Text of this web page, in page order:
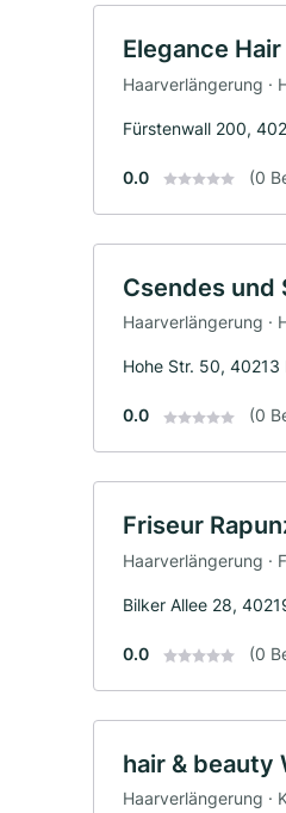
Elegance Hair
Haarverlängerung ·
Fürstenwall 200,
0.0 (0
Csendes und
Haarverlängerung ·
Hohe Str. 50, 40213
0.0 (0
Friseur
Haarverlängerung ·
Bilker Allee 28,
0.0 (0
hair & beauty
Haarverlängerung ·